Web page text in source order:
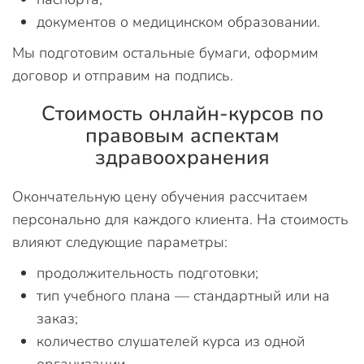
документов о медицинском образовании.
Мы подготовим остальные бумаги, оформим
договор и отправим на подпись.
Стоимость онлайн-курсов по
правовым аспектам
здравоохранения
Окончательную цену обучения рассчитаем
персонально для каждого клиента. На стоимость
влияют следующие параметры:
продолжительность подготовки;
тип учебного плана — стандартный или на
заказ;
количество слушателей курса из одной